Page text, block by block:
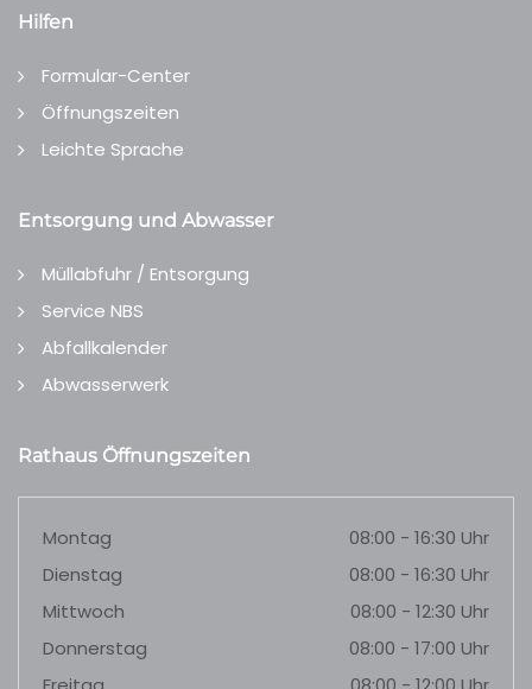
Hilfen
Formular-Center
Öffnungszeiten
Leichte Sprache
Entsorgung und Abwasser
Müllabfuhr / Entsorgung
Service NBS
Abfallkalender
Abwasserwerk
Rathaus Öffnungszeiten
Montag
08:00 - 16:30 Uhr
Dienstag
08:00 - 16:30 Uhr
Mittwoch
08:00 - 12:30 Uhr
Donnerstag
08:00 - 17:00 Uhr